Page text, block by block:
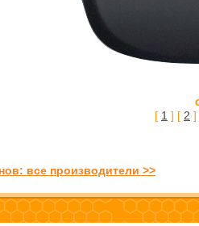
[ 1 ] [ 2
все производители >>